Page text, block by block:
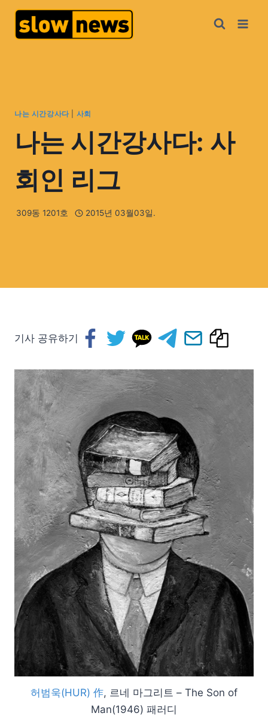
나는 시간강사다| 사회
나는 시간강사다: 사
회인 리그
309동 1201호 2015년 03월03일.
기사 공유하기
허범욱(HUR) 作, 르네 마그리트 – The Son of
Man(1946) 패러디